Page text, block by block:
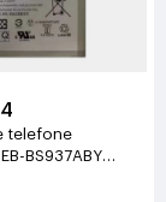
telefone
BS937ABY